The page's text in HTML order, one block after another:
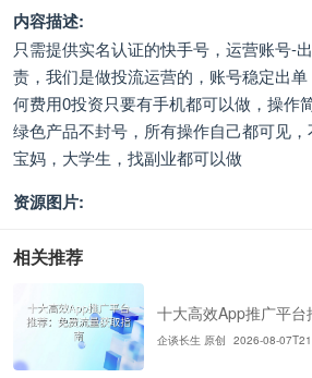
内容描述:
只需提供实名认证的快手号，运营账号-
责，我们是做投流运营的，账号稳定出
何费用0投资只要有手机都可以做，操作
绿色产品不封号，所有操作自己都可见，
宝妈，大学生，找副业都可以做
资源图片:
相关推荐
十大高效App推广平
企谈长生 原创 2026-08-